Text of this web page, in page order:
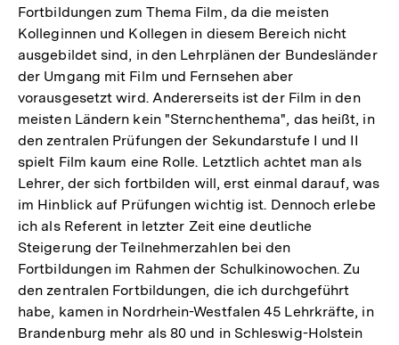
Fortbildungen zum Thema Film, da die meisten
Kolleginnen und Kollegen in diesem Bereich nicht
ausgebildet sind, in den Lehrplänen der Bundesländer
der Umgang mit Film und Fernsehen aber
vorausgesetzt wird. Andererseits ist der Film in den
meisten Ländern kein "Sternchenthema", das heißt, in
den zentralen Prüfungen der Sekundarstufe I und II
spielt Film kaum eine Rolle. Letztlich achtet man als
Lehrer, der sich fortbilden will, erst einmal darauf, was
im Hinblick auf Prüfungen wichtig ist. Dennoch erlebe
ich als Referent in letzter Zeit eine deutliche
Steigerung der Teilnehmerzahlen bei den
Fortbildungen im Rahmen der Schulkinowochen. Zu
den zentralen Fortbildungen, die ich durchgeführt
habe, kamen in Nordrhein-Westfalen 45 Lehrkräfte, in
Brandenburg mehr als 80 und in Schleswig-Holstein